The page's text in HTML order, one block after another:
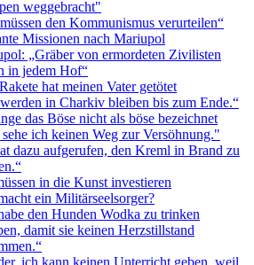
weggebracht"
den Kommunismus verurteilen“
Missionen nach Mariupol
„Gräber von ermordeten Zivilisten
in jedem Hof“
hat meinen Vater getötet
in Charkiv bleiben bis zum Ende.“
das Böse nicht als böse bezeichnet
ich keinen Weg zur Versöhnung."
dazu aufgerufen, den Kreml in Brand zu
in die Kunst investieren
ein Militärseelsorger?
den Hunden Wodka zu trinken
damit sie keinen Herzstillstand
ich kann keinen Unterricht geben, weil